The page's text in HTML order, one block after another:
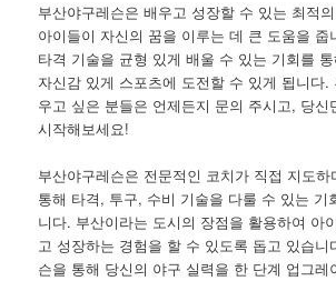
부산야구레슨은 배우고 성장할 수 있는 최적
아이들이 자신의 꿈을 이루는 데 큰 도움을 줍
타격 기술을 균형 있게 배울 수 있는 기회를
자신감 있게 스포츠에 도전할 수 있게 됩니다.
우고 싶은 분들은 언제든지 문의 주시고, 당신
시작해보세요!
부산야구레슨은 전문적인 코치가 직접 지도
통해 타격, 투구, 수비 기술을 다룰 수 있는 기
니다. 부산이라는 도시의 장점을 활용하여 아
고 성장하는 경험을 할 수 있도록 돕고 있습니
슨을 통해 당신의 야구 실력을 한 단계 업그레